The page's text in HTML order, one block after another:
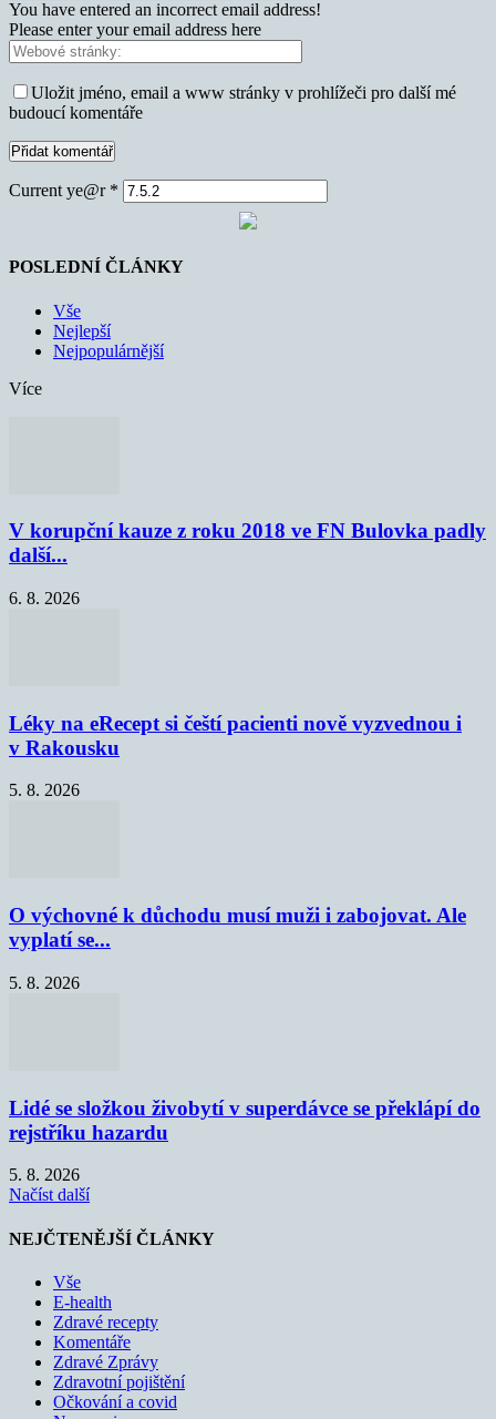
You have entered an incorrect email address!
Please enter your email address here
Uložit jméno, email a www stránky v prohlížeči pro další mé
budoucí komentáře
Current ye@r *
POSLEDNÍ ČLÁNKY
Vše
Nejlepší
Nejpopulárnější
Více
V korupční kauze z roku 2018 ve FN Bulovka padly
další...
6. 8. 2026
Léky na eRecept si čeští pacienti nově vyzvednou i
v Rakousku
5. 8. 2026
O výchovné k důchodu musí muži i zabojovat. Ale
vyplatí se...
5. 8. 2026
Lidé se složkou živobytí v superdávce se překlápí do
rejstříku hazardu
5. 8. 2026
Načíst další
NEJČTENĚJŠÍ ČLÁNKY
Vše
E-health
Zdravé recepty
Komentáře
Zdravé Zprávy
Zdravotní pojištění
Očkování a covid